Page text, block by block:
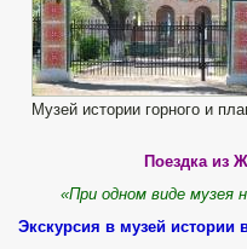
Музей истории горного и
Поездка из
«При одном виде музея
Экскурсия в музей истории